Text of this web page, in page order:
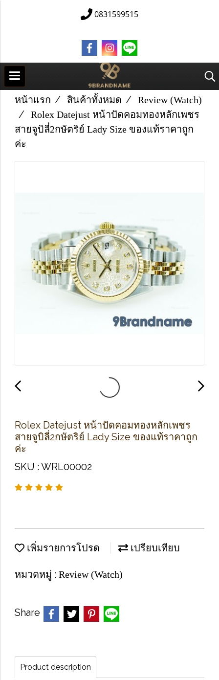
0831599515
หน้าแรก สินค้าทั้งหมด
Review (Watch)
Rolex Datejust หน้าปัดคอมทองหลักเพชร
สายจูบิลี่2กษัตริย์ Lady Size ของแท้ราคาถูก
ค่ะ
Rolex Datejust หน้าปัดคอมทองหลักเพชร
สายจูบิลี่2กษัตริย์ Lady Size ของแท้ราคาถูก
ค่ะ
SKU : WRL00002
เพิ่มรายการโปรด เปรียบเทียบ
หมวดหมู่ : Review (Watch)
Share
Product description